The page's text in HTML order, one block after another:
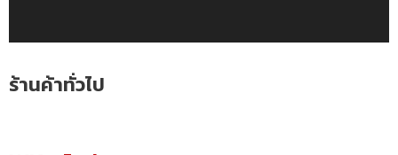
ร้านค้าทั่วไป